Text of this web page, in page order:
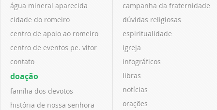
água mineral aparecida
cidade do romeiro
centro de apoio ao romeiro
centro de eventos pe. vitor
contato
doação
família dos devotos
história de nossa senhora
campanha da fraternidade
dúvidas religiosas
espiritualidade
igreja
infográficos
libras
notícias
orações